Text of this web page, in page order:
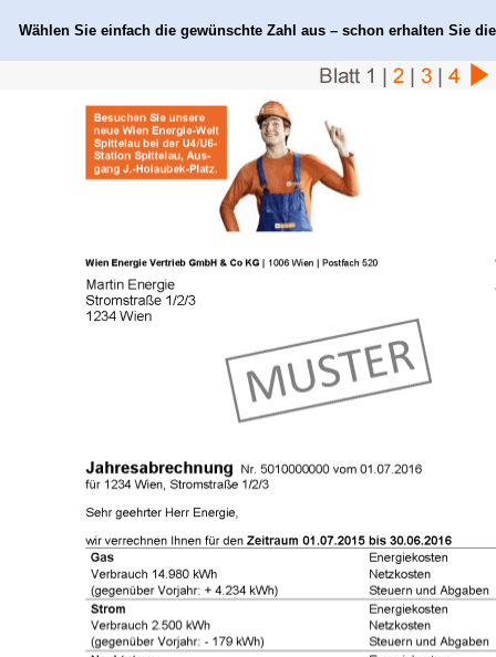
Wählen Sie einfach die gewünschte Zahl aus – schon erhalten Sie